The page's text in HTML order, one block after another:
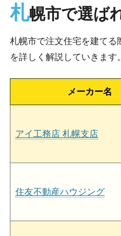
札幌市で選ば
札幌市で注文住宅を建てる
を詳しく解説していきます。
メーカー名
アイ工務店 札幌支店
住友不動産ハウジング